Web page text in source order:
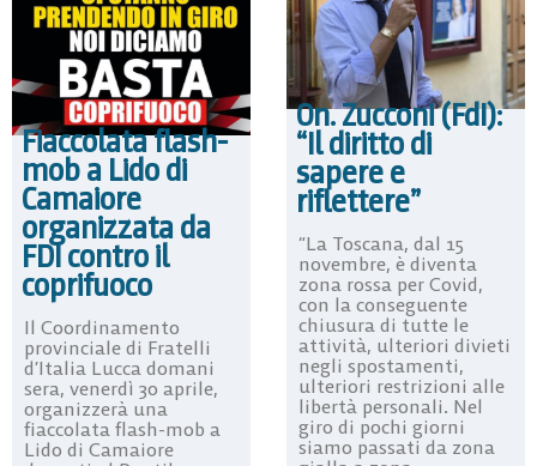
Fiaccolata flash-
mob a Lido di
Camaiore
organizzata da
FDI contro il
coprifuoco
Il Coordinamento
provinciale di Fratelli
d’Italia Lucca domani
sera, venerdì 30 aprile,
organizzerà una
fiaccolata flash-mob a
Lido di Camaiore
On. Zucconi (FdI):
“Il diritto di
sapere e
riflettere”
“La Toscana, dal 15
novembre, è diventa
zona rossa per Covid,
con la conseguente
chiusura di tutte le
attività, ulteriori divieti
negli spostamenti,
ulteriori restrizioni alle
libertà personali. Nel
giro di pochi giorni
siamo passati da zona